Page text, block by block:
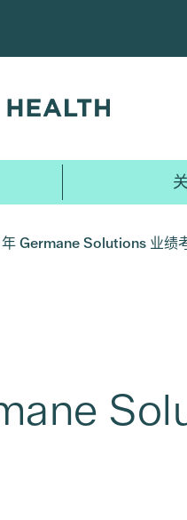
Germane Solutions 业绩